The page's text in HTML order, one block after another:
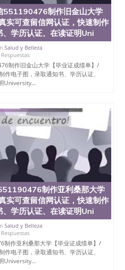
塞州立大学（San Jose State
州立大学”）成立于1857
历史悠久的大学之一，也是美
位于圣何塞市San Jose中
一所位于加利福尼亚州的著
极高的就业率，全美名列前
元化学术氛围，杰出的本科
杂志评选为全美50强公立综
界各地的成百上千的海外学
一所在世界上享有学术地
核心代表。其计算机系与会
教学排名中表现优异。其毕
域的世界硅谷中心得到工作
在学生大三和大四的学期提
会。无论是加州大学系统
系统(CSU), 圣何塞州立大学
的地理位置。 圣何塞州立大
于附近的旧金山-圣何塞
心。约有学生三万人，超过
士学科，并有来自世界60余
名的科系如计算机科学，电
艺术设计，和航空学等，深
大学部和研究所的商学课程
专业人士前来研究与学习。
客户办理信息； 2、客户付
到账转制作点做电子图；
认； 5、电子图确认好转成
好拍照或者视频确认再付余
551190476制作旧金山大学
实可查留信网认证，快速制作
学历认证、在读证明Uni
Salud y Belleza
制作旧金山大学【毕业证成绩单】/
电子图，录取通知书、学历认证、
University...
制作亚利桑那大学
实可查留信网认证，快速制作
学历认证、在读证明Uni
Salud y Belleza
作亚利桑那大学【毕业证成绩单】/
电子图，录取通知书、学历认证、
University...